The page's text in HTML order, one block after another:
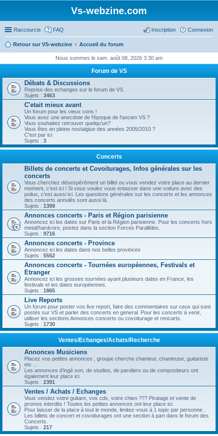
Vs-webzine.com
Raccourcis FAQ Connexion
Inscription
Retour sur VS-webzine Accueil du forum
Nous sommes le sam. août 08, 2026 3:30 am
Forum de VS
Débats & Discussions
Reprise des echanges sur le forum de VS
Sujets : 3463
C'etait mieux avant
Un forum pour les vieux cons !
Vous avez une anecdote de l'époque de l'ancien VS ?
Vous souhaitez retrouver quelqu'un?
Vous êtes en pleine nostalgiue des années 2005/2010 ?
C'est par ici
Sujets : 3
Concerts
Billets de concerts et Covoiturages, Infos générales sur les
concerts
Vous cherchez désespérément un billet ou vous vendez votre place au dernier
moment, c'est ici ! Si vous voulez vous entasser dans une voiture avec des
poilus, c'est aussi ici. Les questions générales sur les concerts et les annonces
des concerts annulés sont aussi là.
Sujets : 1399
Annonces concerts - Paris et Région parisienne
Annoncez ici les dates sur Paris et la Région parisienne. Pour les concerts hors
metal/hardcore, postez dans la section Forces Parallèles.
Sujets : 9716
Annonces concerts - Province
Annoncez ici les dates dans nos belles provinces
Sujets : 5552
Annonces concerts - Tournées européennes, Festivals et
Etranger
Annoncez ici les grosses tournées ayant plusieurs dates en France, les
festivals et les dates européennes.
Sujets : 1865
Live Reports
Un forum pour poster vos live report, faire des commentaires sur ceux qui sont
postés sur VS et parler des concerts en general. Pour les concerts à venir,
utiliser les sections Annonces concerts ou covoiturage et rencarts.
Sujets : 1730
Ventes/Echanges/Achats/Recherche
Annonces Musiciens
Placez vos petites annonces , groupe cherche chanteur, chanteuse, guitariste
etc ...
Les annonces d'ingé son, de studios, de paroliers ou de compositeurs ont
également leur place ici.
Sujets : 2391
Ventes / Achats / Echanges
Vous vendez votre guitare, vos cds, votre chien ??? Piratage et vente de
promos interdits ! Toutes les petites annonces ont leur place ici.
Pour laisser de la place à tout le monde, limitez-vous à 1 topic par personne .
Les billets de concert et covoiturages ont une section à part dans le forum des
Concerts.
Sujets : 217